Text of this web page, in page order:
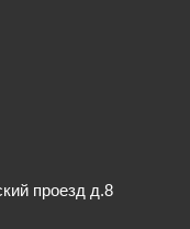
проезд д.8